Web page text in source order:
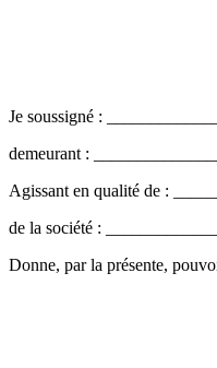
Je soussigné :
demeurant :
Agissant en qualité de :
de la société :
Donne, par la présente,